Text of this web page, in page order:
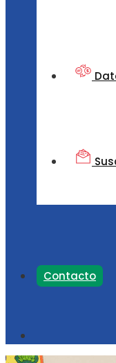
Contacto